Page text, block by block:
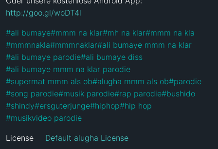
http://goo.gl/woDT4l
#ali bumaye#mmm na klar#mh na klar#mmm na kla
#mmmnakla#mmmnaklar#ali bumaye mmm na klar
#ali bumaye parodie#ali bumaye diss
#ali bumaye mmm na klar parodie
#supermat mmm als ob#alugha mmm als ob#parodie
#song parodie#musik parodie#rap parodie#bushido
#shindy#ersguterjunge#hiphop#hip hop
#musikvideo parodie
License Default alugha License